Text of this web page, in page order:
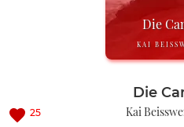
Die
KAI
Die
25 Kai